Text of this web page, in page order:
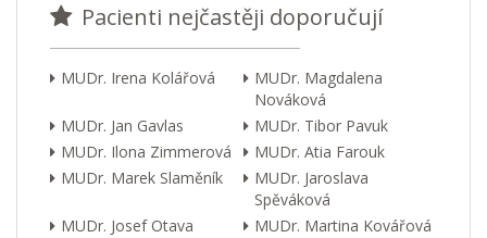
Pacienti nejčastěji doporučují
MUDr. Irena Kolářová
MUDr. Magdalena
Nováková
MUDr. Jan Gavlas
MUDr. Tibor Pavuk
MUDr. Ilona Zimmerová
MUDr. Atia Farouk
MUDr. Marek Slaměník
MUDr. Jaroslava
Spěváková
MUDr. Josef Otava
MUDr. Martina Kovářová